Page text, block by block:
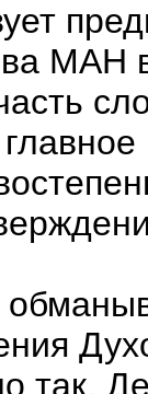
МАН
так.